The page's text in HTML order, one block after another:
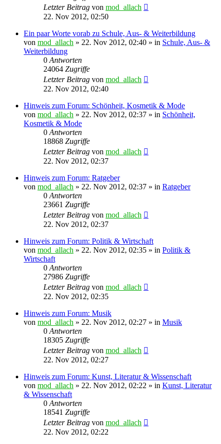
Letzter Beitrag von mod_allach
22. Nov 2012, 02:50
Ein paar Worte vorab zu Schule, Aus- & Weiterbildung
von mod_allach » 22. Nov 2012, 02:40 » in Schule, Aus- &
Weiterbildung
0Antworten
24064 Zugriffe
Letzter Beitrag von mod_allach
22. Nov 2012, 02:40
Hinweis zum Forum: Schönheit, Kosmetik & Mode
von mod_allach » 22. Nov 2012, 02:37 » in Schönheit,
Kosmetik & Mode
0Antworten
18868 Zugriffe
Letzter Beitrag von mod_allach
22. Nov 2012, 02:37
Hinweis zum Forum: Ratgeber
von mod_allach » 22. Nov 2012, 02:37 » in Ratgeber
0Antworten
23661 Zugriffe
Letzter Beitrag von mod_allach
22. Nov 2012, 02:37
Hinweis zum Forum: Politik & Wirtschaft
von mod_allach » 22. Nov 2012, 02:35 » in Politik &
Wirtschaft
0Antworten
27986 Zugriffe
Letzter Beitrag von mod_allach
22. Nov 2012, 02:35
Hinweis zum Forum: Musik
von mod_allach » 22. Nov 2012, 02:27 » in Musik
0Antworten
18305 Zugriffe
Letzter Beitrag von mod_allach
22. Nov 2012, 02:27
Hinweis zum Forum: Kunst, Literatur & Wissenschaft
von mod_allach » 22. Nov 2012, 02:22 » in Kunst, Literatur
& Wissenschaft
0Antworten
18541 Zugriffe
Letzter Beitrag von mod_allach
22. Nov 2012, 02:22